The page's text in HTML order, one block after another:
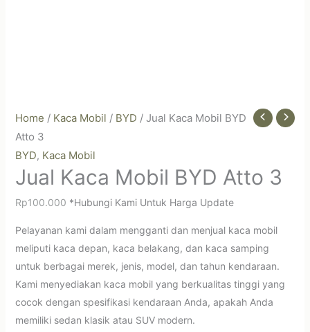
Home / Kaca Mobil / BYD / Jual Kaca Mobil BYD
Atto 3
BYD, Kaca Mobil
Jual Kaca Mobil BYD Atto 3
Rp100.000 *Hubungi Kami Untuk Harga Update
Pelayanan kami dalam mengganti dan menjual kaca mobil
meliputi kaca depan, kaca belakang, dan kaca samping
untuk berbagai merek, jenis, model, dan tahun kendaraan.
Kami menyediakan kaca mobil yang berkualitas tinggi yang
cocok dengan spesifikasi kendaraan Anda, apakah Anda
memiliki sedan klasik atau SUV modern.